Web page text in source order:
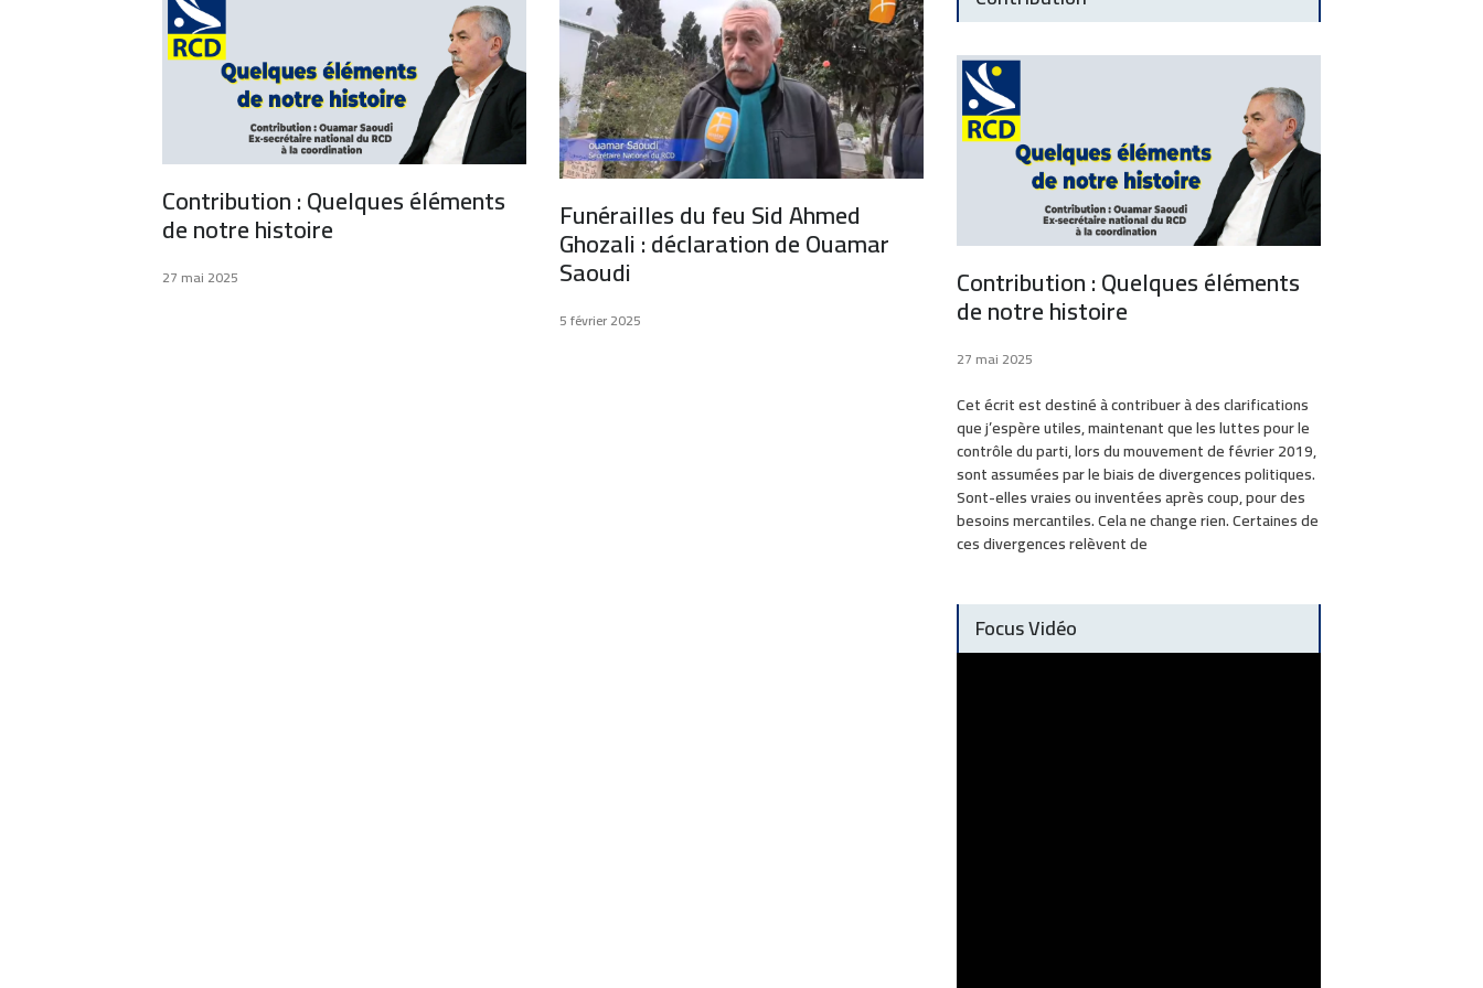
Contribution : Quelques éléments
de notre histoire
27 mai 2025
Funérailles du feu Sid Ahmed
Ghozali : déclaration de Ouamar
Saoudi
5 février 2025
Contribution : Quelques éléments
de notre histoire
27 mai 2025
Cet écrit est destiné à contribuer à des clarifications
que j’espère utiles, maintenant que les luttes pour le
contrôle du parti, lors du mouvement de février 2019,
sont assumées par le biais de divergences politiques.
Sont-elles vraies ou inventées après coup, pour des
besoins mercantiles. Cela ne change rien. Certaines de
ces divergences relèvent de
Focus Vidéo